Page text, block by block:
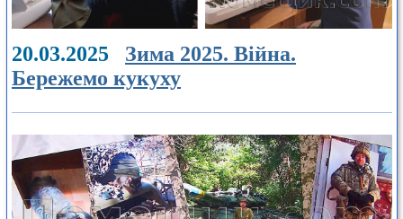
20.03.2025 Зима 2025. Війна.
Бережемо кукуху